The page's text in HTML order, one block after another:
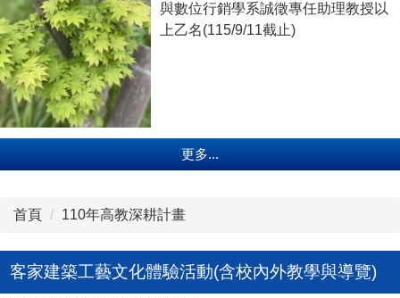
與數位行銷學系誠徵專任助理教授以
上乙名(115/9/11截止)
更多...
首頁 110年高教深耕計畫
客家建築工藝文化體驗活動(含校內外教學與導覽)